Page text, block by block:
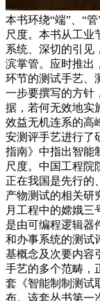
本书环绕“端”、“
尺度。本书从工业
系统、深切的引见
滨掌管。应时推出
环节的测试手艺、
一步要撰写的方针
据，若何无效地实
效益无机连系的高
安测评手艺进行了
指南》中指出智能
尺度。中国工程院
正在我国是先行的
产物测试的相关研
月工程中的嫦娥三
是由可编程逻辑器
和办事系统的测试
基概念及次要内容
手艺的多个范畴，
套《智能制制测试
布。该套丛书第一